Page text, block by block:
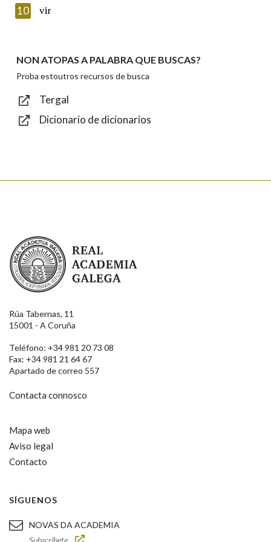
Introduce o código que aparece na imaxe:
Texto de verificación
10 vir
NON ATOPAS A PALABRA QUE BUSCAS?
Proba estoutros recursos de busca
Tergal
Dicionario de dicionarios
Real Academia Galega
Rúa Tabernas, 11
15001 - A Coruña
Teléfono: +34 981 20 73 08
Fax: +34 981 21 64 67
Apartado de correo 557
Contacta connosco
Mapa web
Aviso legal
Contacto
SÍGUENOS
NOVAS DA ACADEMIA